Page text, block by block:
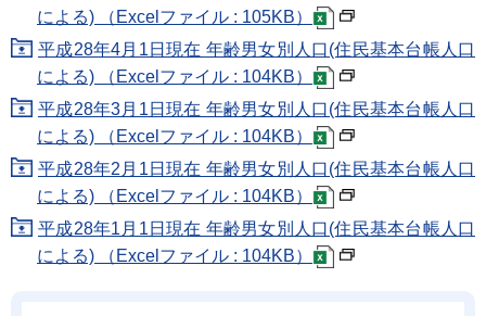
による) （Excelファイル : 105KB）
平成28年4月1日現在 年齢男女別人口(住民基本台帳人口
による) （Excelファイル : 104KB）
平成28年3月1日現在 年齢男女別人口(住民基本台帳人口
による) （Excelファイル : 104KB）
平成28年2月1日現在 年齢男女別人口(住民基本台帳人口
による) （Excelファイル : 104KB）
平成28年1月1日現在 年齢男女別人口(住民基本台帳人口
による) （Excelファイル : 104KB）